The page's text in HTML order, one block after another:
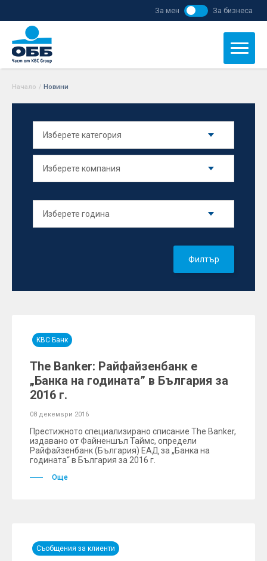
За мен За бизнеса
Начало / Новини
Филтър
KBC Банк
The Banker: Райфайзенбанк е
„Банка на годината” в България за
2016 г.
08 декември 2016
Престижното специализирано списание The Banker,
издавано от Файненшъл Таймс, определи
Райфайзенбанк (България) ЕАД за „Банка на
годината“ в България за 2016 г.
Още
Съобщения за клиенти